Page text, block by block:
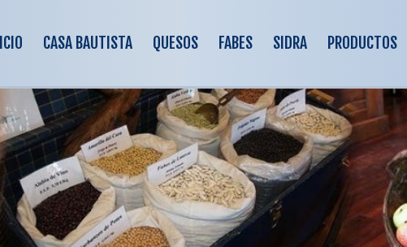
CASA BAUTISTA QUESOS FABES SIDRA PRODUCTOS